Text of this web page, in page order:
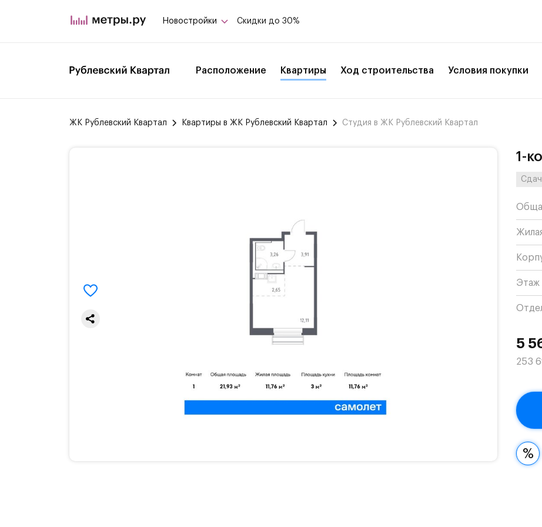
Новостройки Скидки до 30%
Расположение Квартиры Ход строительства Условия покупки
ЖК Рублевский Квартал Квартиры в ЖК Рублевский Квартал Студия в ЖК Рублевский Квартал
1-
Этаж
5
253